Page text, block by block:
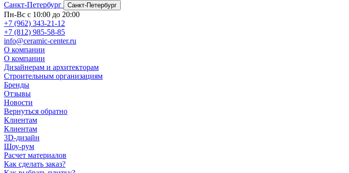
Санкт-Петербург
Санкт-Петербург
Пн-Вс с 10:00 до 20:00
+7 (962) 343-21-12
+7 (812) 985-58-85
info@ceramic-center.ru
О компании
О компании
Дизайнерам и архитекторам
Строительным организациям
Бренды
Отзывы
Новости
Вернуться обратно
Клиентам
Клиентам
3D-дизайн
Шоу-рум
Расчет материалов
Как сделать заказ?